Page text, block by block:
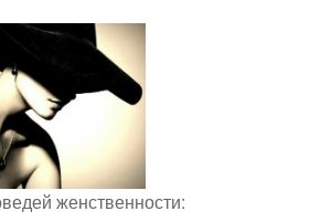
женственности: